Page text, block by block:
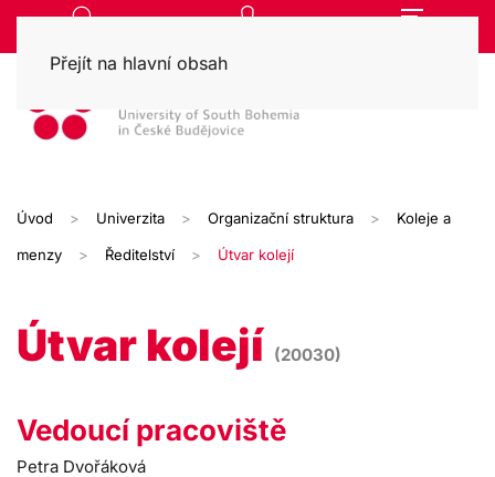
Přejít na hlavní obsah
Úvod Univerzita Organizační struktura Koleje a
menzy Ředitelství Útvar kolejí
Útvar kolejí (20030)
Vedoucí pracoviště
Petra Dvořáková